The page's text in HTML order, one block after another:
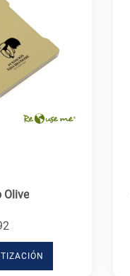
Olive